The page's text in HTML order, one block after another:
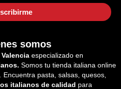
somos
especializado en
Somos tu tienda italiana online
. Encuentra pasta, salsas, quesos,
italianos de calidad para